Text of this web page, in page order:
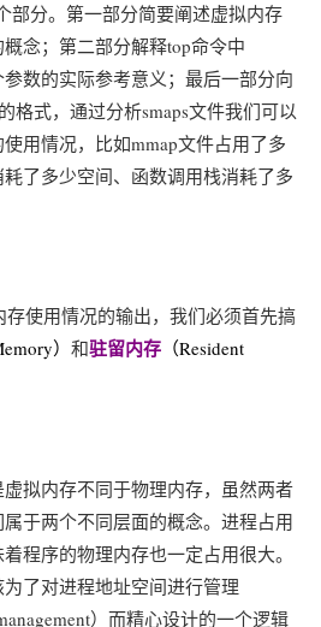
分。第一部分简要阐述虚拟内存
念；第二部分解释top命令中
参数的实际参考意义；最后一部分向
格式，通过分析smaps文件我们可以
用情况，比如mmap文件占用了多
了多少空间、函数调用栈消耗了多
使用情况的输出，我们必须首先搞
） 和驻留内存 （Resident
内存不同于物理内存，虽然两者
于两个不同层面的概念。进程占用
程序的物理内存也一定占用很大。
了对进程地址空间进行管理
management）而精心设计的一个逻辑